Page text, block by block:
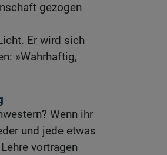
gezogen
Er wird sich
»Wahrhaftig,
Wenn ihr
und jede etwas
vortragen